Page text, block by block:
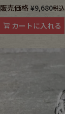
販売価格 ¥9,680税込
カートに入れる